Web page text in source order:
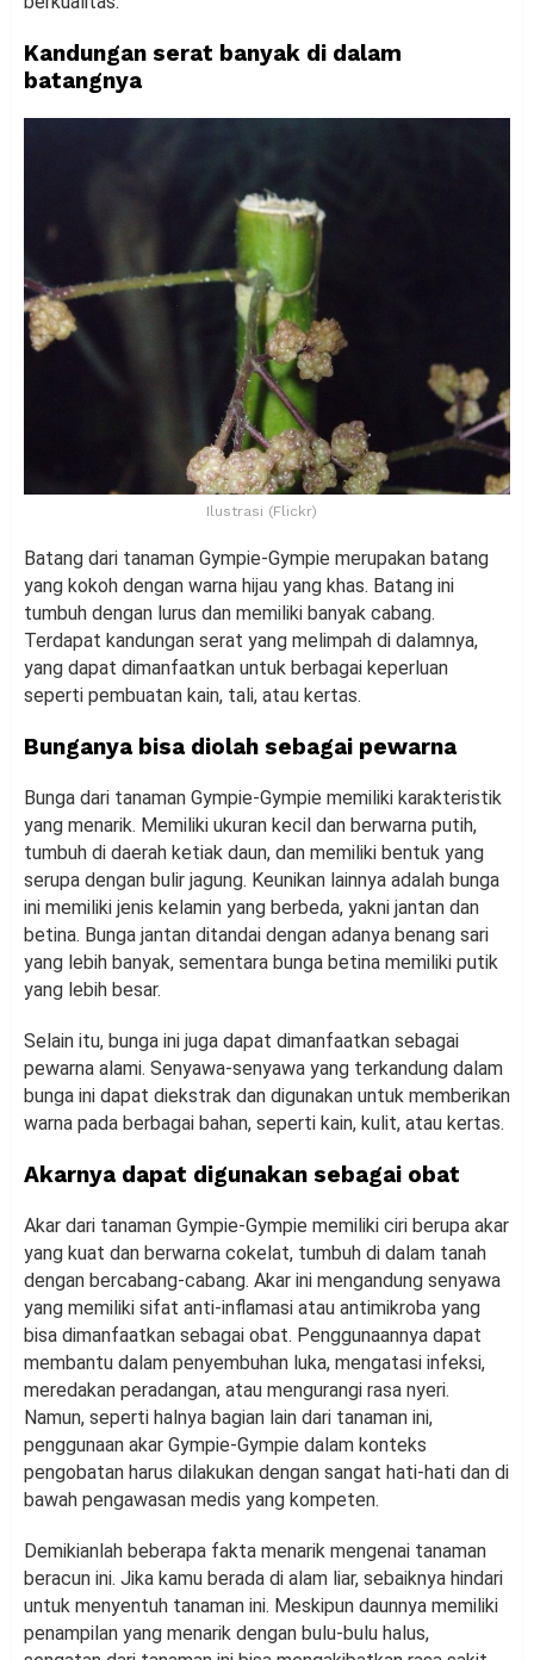
Kandungan serat banyak di dalam
batangnya
Ilustrasi (Flickr)
Batang dari tanaman Gympie-Gympie merupakan batang
yang kokoh dengan warna hijau yang khas. Batang ini
tumbuh dengan lurus dan memiliki banyak cabang.
Terdapat kandungan serat yang melimpah di dalamnya,
yang dapat dimanfaatkan untuk berbagai keperluan
seperti pembuatan kain, tali, atau kertas.
Bunganya bisa diolah sebagai pewarna
Bunga dari tanaman Gympie-Gympie memiliki karakteristik
yang menarik. Memiliki ukuran kecil dan berwarna putih,
tumbuh di daerah ketiak daun, dan memiliki bentuk yang
serupa dengan bulir jagung. Keunikan lainnya adalah bunga
ini memiliki jenis kelamin yang berbeda, yakni jantan dan
betina. Bunga jantan ditandai dengan adanya benang sari
yang lebih banyak, sementara bunga betina memiliki putik
yang lebih besar.
Selain itu, bunga ini juga dapat dimanfaatkan sebagai
pewarna alami. Senyawa-senyawa yang terkandung dalam
bunga ini dapat diekstrak dan digunakan untuk memberikan
warna pada berbagai bahan, seperti kain, kulit, atau kertas.
Akarnya dapat digunakan sebagai obat
Akar dari tanaman Gympie-Gympie memiliki ciri berupa akar
yang kuat dan berwarna cokelat, tumbuh di dalam tanah
dengan bercabang-cabang. Akar ini mengandung senyawa
yang memiliki sifat anti-inflamasi atau antimikroba yang
bisa dimanfaatkan sebagai obat. Penggunaannya dapat
membantu dalam penyembuhan luka, mengatasi infeksi,
meredakan peradangan, atau mengurangi rasa nyeri.
Namun, seperti halnya bagian lain dari tanaman ini,
penggunaan akar Gympie-Gympie dalam konteks
pengobatan harus dilakukan dengan sangat hati-hati dan di
bawah pengawasan medis yang kompeten.
Demikianlah beberapa fakta menarik mengenai tanaman
beracun ini. Jika kamu berada di alam liar, sebaiknya hindari
untuk menyentuh tanaman ini. Meskipun daunnya memiliki
penampilan yang menarik dengan bulu-bulu halus,